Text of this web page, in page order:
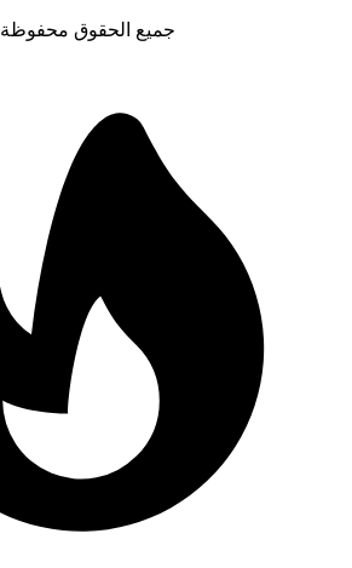
جميع الحقوق محفوظة